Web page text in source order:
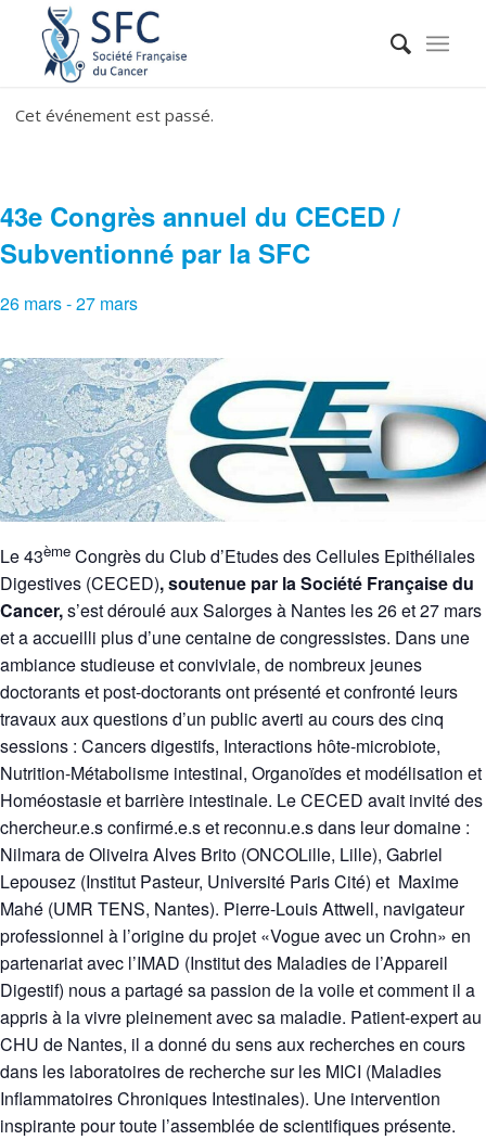
Cet événement est passé.
43e Congrès annuel du CECED /
Subventionné par la SFC
26 mars-27 mars
Le 43ème Congrès du Club d’Etudes des Cellules Epithéliales
Digestives (CECED), soutenue par la Société Française du
Cancer,s’est déroulé aux Salorges à Nantes les 26 et 27 mars
et a accueilli plus d’une centaine de congressistes. Dans une
ambiance studieuse et conviviale, de nombreux jeunes
doctorants et post-doctorants ont présenté et confronté leurs
travaux aux questions d’un public averti au cours des cinq
sessions : Cancers digestifs, Interactions hôte-microbiote,
Nutrition-Métabolisme intestinal, Organoïdes et modélisation et
Homéostasie et barrière intestinale. Le CECED avait invité des
chercheur.e.s confirmé.e.s et reconnu.e.s dans leur domaine :
Nilmara de Oliveira Alves Brito (ONCOLille, Lille), Gabriel
Lepousez (Institut Pasteur, Université Paris Cité) et Maxime
Mahé (UMR TENS, Nantes). Pierre-Louis Attwell, navigateur
professionnel à l’origine du projet «Vogue avec un Crohn» en
partenariat avec l’IMAD (Institut des Maladies de l’Appareil
Digestif) nous a partagé sa passion de la voile et comment il a
appris à la vivre pleinement avec sa maladie. Patient-expert au
CHU de Nantes, il a donné du sens aux recherches en cours
dans les laboratoires de recherche sur les MICI (Maladies
Inflammatoires Chroniques Intestinales). Une intervention
inspirante pour toute l’assemblée de scientifiques présente.